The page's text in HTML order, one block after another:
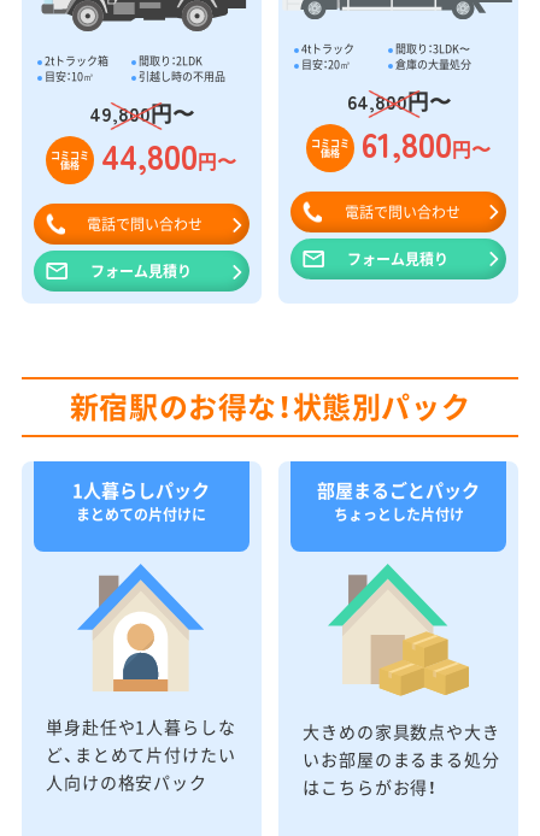
2tトラック箱
間取り：2LDK
目安：10㎥
引越し時の不用品
49,800円〜
コミコミ
価格 44,800円〜
電話で問い合わせ
フォーム見積り
4tトラック
間取り：3LDK〜
目安：20㎥
倉庫の大量処分
64,800円〜
コミコミ
価格 61,800円〜
電話で問い合わせ
フォーム見積り
新宿駅のお得な！状態別パック
1人暮らしパック
まとめての片付けに
単身赴任や1人暮らしな
ど、まとめて片付けたい
人向けの格安パック
部屋まるごとパック
ちょっとした片付け
大きめの家具数点や大き
いお部屋のまるまる処分
はこちらがお得！